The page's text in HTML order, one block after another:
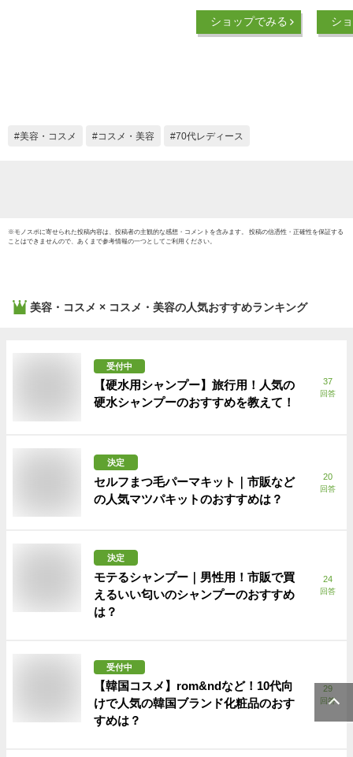
≪全8色≫ | 部分用フ
ァンデ ケース別売り
れない 落ちにくい
ショップでみる
す 保
ー フ
シ
美容・コスメ コスメ・美容 70代レディース
※モノスポに寄せられた投稿内容は、投稿者の主観的な感想・コメントを含みます。 投稿の信憑性・正確性を保証する
ことはできませんので、あくまで参考情報の一つとしてご利用ください。
美容・コスメ × コスメ・美容の人気おすすめランキング
受付中
【硬水用シャンプー】旅行用！人気の
硬水シャンプーのおすすめを教えて！
37
回答
決定
セルフまつ毛パーマキット｜市販など
の人気マツパキットのおすすめは？
20
回答
決定
モテるシャンプー｜男性用！市販で買
えるいい匂いのシャンプーのおすすめ
は？
24
回答
受付中
【韓国コスメ】rom&ndなど！10代向
けで人気の韓国ブランド化粧品のおす
すめは？
29
回答